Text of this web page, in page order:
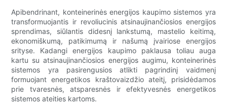
Apibendrinant, konteinerinės energijos kaupimo sistemos yra
transformuojantis ir revoliucinis atsinaujinančiosios energijos
sprendimas, siūlantis didesnį lankstumą, mastelio keitimą,
ekonomiškumą, patikimumą ir našumą įvairiose energijos
srityse. Kadangi energijos kaupimo paklausa toliau auga
kartu su atsinaujinančiosios energijos augimu, konteinerinės
sistemos yra pasirengusios atlikti pagrindinį vaidmenį
formuojant energetikos kraštovaizdžio ateitį, prisidėdamos
prie tvaresnės, atsparesnės ir efektyvesnės energetikos
sistemos ateities kartoms.